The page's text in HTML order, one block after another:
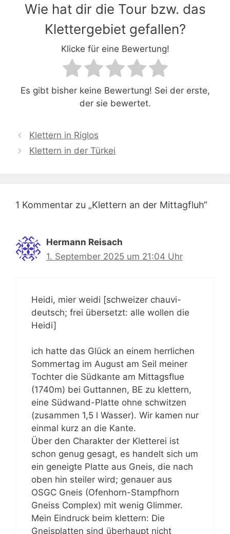
Wie hat dir die Tour bzw. das
Klettergebiet gefallen?
Klicke für eine Bewertung!
Es gibt bisher keine Bewertung! Sei der erste,
der sie bewertet.
Klettern in Riglos
Klettern in der Türkei
1 Kommentar zu „Klettern an der Mittagfluh“
Hermann Reisach
1. September 2025 um 21:04 Uhr
Heidi, mier weidi [schweizer chauvi-
deutsch; frei übersetzt: alle wollen die
Heidi]
ich hatte das Glück an einem herrlichen
Sommertag im August am Seil meiner
Tochter die Südkante am Mittagsflue
(1740m) bei Guttannen, BE zu klettern,
eine Südwand-Platte ohne schwitzen
(zusammen 1,5 l Wasser). Wir kamen nur
einmal kurz an die Kante.
Über den Charakter der Kletterei ist
schon genug gesagt, es handelt sich um
ein geneigte Platte aus Gneis, die nach
oben hin steiler wird; genauer aus
OSGC Gneis (Ofenhorn-Stampfhorn
Gneiss Complex) mit wenig Glimmer.
Mein Eindruck beim klettern: Die
Gneisplatten sind überhaupt nicht